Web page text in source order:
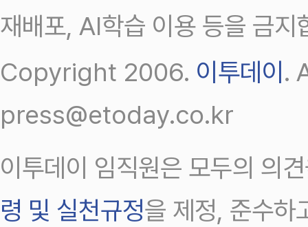
재배포, AI학습 이용 등을 금지
Copyright 2006. 이투데이 .
press@etoday.co.kr
이투데이 임직원은 모두의 의
령 및 실천규정을 제정, 준수하